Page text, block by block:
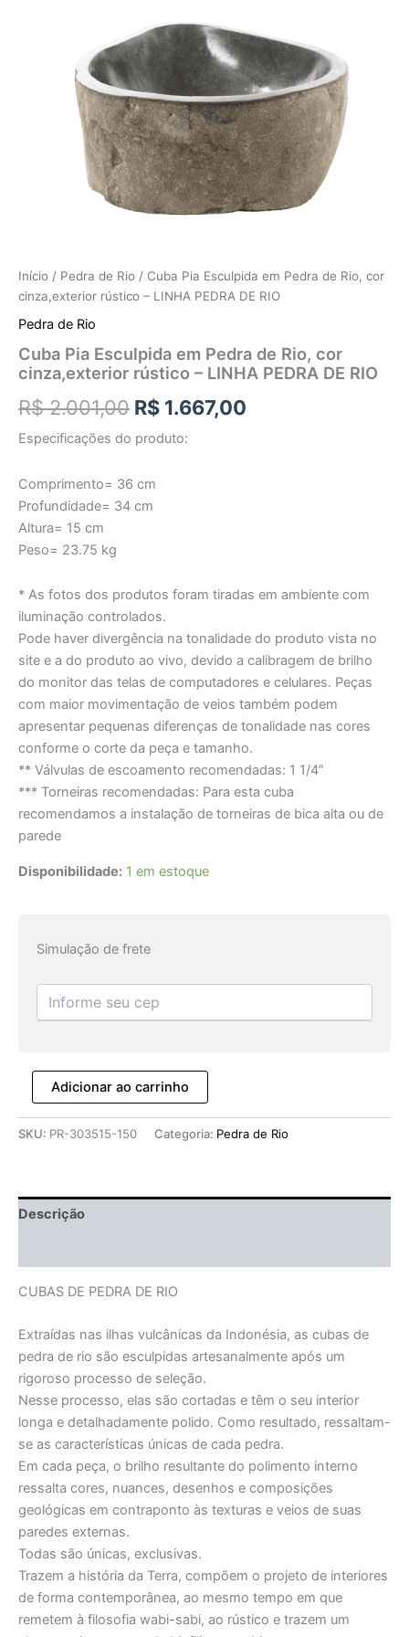
Início / Pedra de Rio / Cuba Pia Esculpida em Pedra de Rio, cor
cinza,exterior rústico – LINHA PEDRA DE RIO
Pedra de Rio
Cuba Pia Esculpida em Pedra de Rio, cor
cinza,exterior rústico – LINHA PEDRA DE RIO
R$2.001,00 R$ 1.667,00
Especificações do produto:
Comprimento= 36 cm
Profundidade= 34 cm
Altura= 15 cm
Peso= 23.75 kg
* As fotos dos produtos foram tiradas em ambiente com
iluminação controlados.
Pode haver divergência na tonalidade do produto vista no
site e a do produto ao vivo, devido a calibragem de brilho
do monitor das telas de computadores e celulares. Peças
com maior movimentação de veios também podem
apresentar pequenas diferenças de tonalidade nas cores
conforme o corte da peça e tamanho.
** Válvulas de escoamento recomendadas: 1 1/4”
*** Torneiras recomendadas: Para esta cuba
recomendamos a instalação de torneiras de bica alta ou de
parede
Disponibilidade: 1 em estoque
Simulação de frete
Adicionar ao carrinho
SKU: PR-303515-150 Categoria: Pedra de Rio
Descrição
CUBAS DE PEDRA DE RIO
Extraídas nas ilhas vulcânicas da Indonésia, as cubas de
pedra de rio são esculpidas artesanalmente após um
rigoroso processo de seleção.
Nesse processo, elas são cortadas e têm o seu interior
longa e detalhadamente polido. Como resultado, ressaltam-
se as características únicas de cada pedra.
Em cada peça, o brilho resultante do polimento interno
ressalta cores, nuances, desenhos e composições
geológicas em contraponto às texturas e veios de suas
paredes externas.
Todas são únicas, exclusivas.
Trazem a história da Terra, compõem o projeto de interiores
de forma contemporânea, ao mesmo tempo em que
remetem à filosofia wabi-sabi, ao rústico e trazem um